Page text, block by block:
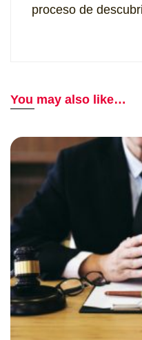
proceso de
You may also like…